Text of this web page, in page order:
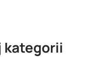
kategorii